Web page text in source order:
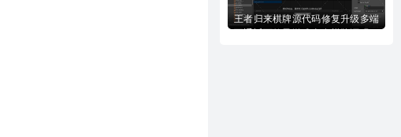
王者归来棋牌源代码修复升级多端